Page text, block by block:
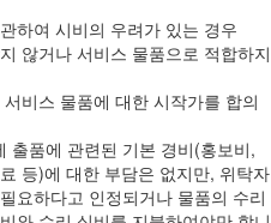
하여 시비의 우려가 있는 경우
않거나 서비스 물품으로 적합하지
비스 물품에 대한 시작가를 합의
출품에 관련된 기본 경비(홍보비,
등)에 대한 부담은 없지만, 위탁자
요하다고 인정되거나 물품의 수리